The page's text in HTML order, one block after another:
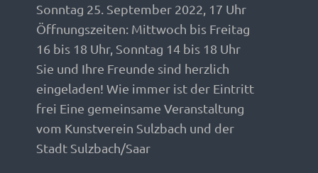
Sonntag 25. September 2022, 17 Uhr
Öffnungszeiten: Mittwoch bis Freitag
16 bis 18 Uhr, Sonntag 14 bis 18 Uhr
Sie und Ihre Freunde sind herzlich
eingeladen! Wie immer ist der Eintritt
frei Eine gemeinsame Veranstaltung
vom Kunstverein Sulzbach und der
Stadt Sulzbach/Saar